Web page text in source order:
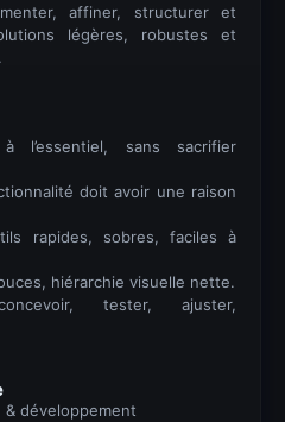
affiner, structurer et
légères, robustes et
l’essentiel, sans sacrifier
doit avoir une raison
rapides, sobres, faciles à
hiérarchie visuelle nette.
tester, ajuster,
& développement